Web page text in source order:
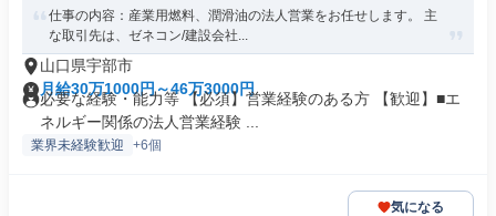
仕事の内容：産業用燃料、潤滑油の法人営業をお任せします。 主
な取引先は、ゼネコン/建設会社...
山口県宇部市
月給30万1000円～46万3000円
必要な経験・能力等 【必須】営業経験のある方 【歓迎】■エ
ネルギー関係の法人営業経験 ...
業界未経験歓迎 +6個
気になる